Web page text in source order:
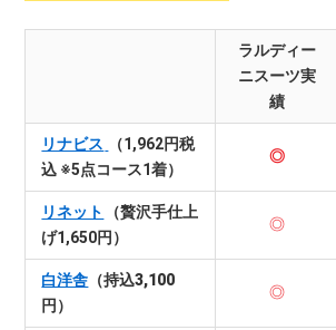
ラルディー
ニスーツ実
績
リナビス
（1,962円税
込 ※5点コース1着）
◎
リネット
（贅沢手仕上
げ1,650円）
◎
白洋舎 （持込3,100
円）
◎